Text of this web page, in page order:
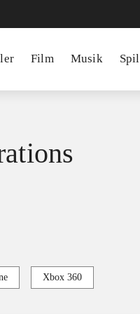
Film Musik Spil
Xbox 360